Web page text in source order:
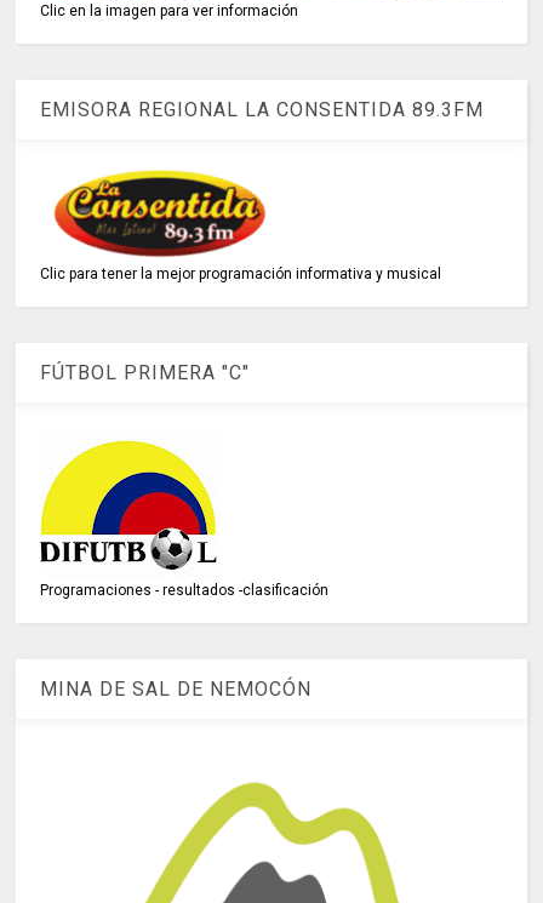
Clic en la imagen para ver información
EMISORA REGIONAL LA CONSENTIDA 89.3FM
Clic para tener la mejor programación informativa y musical
FÚTBOL PRIMERA "C"
Programaciones - resultados -clasificación
MINA DE SAL DE NEMOCÓN